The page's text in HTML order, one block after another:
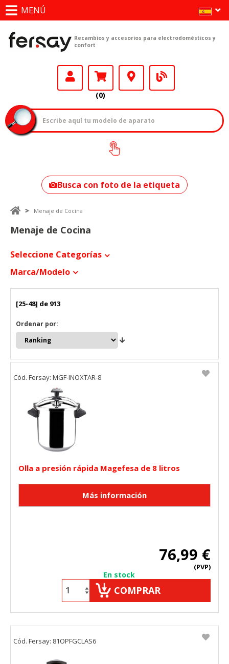
MENÚ
Recambios y accesorios para electrodomésticos y
confort
(0)
¿Cómo encontrar
tu modelo?
Busca con foto de la etiqueta
Menaje de Cocina
Menaje de Cocina
Seleccione Categorías
Marca/modelo
[25-48] de 913
Ordenar por:
Olla a presión rápida Magefesa de 8 litros
76,99 €
(PVP)
En stock
COMPRAR
Cód. Fersay: MGF-INOXTAR-8
Cód. Fersay: 81OPFGCLAS6